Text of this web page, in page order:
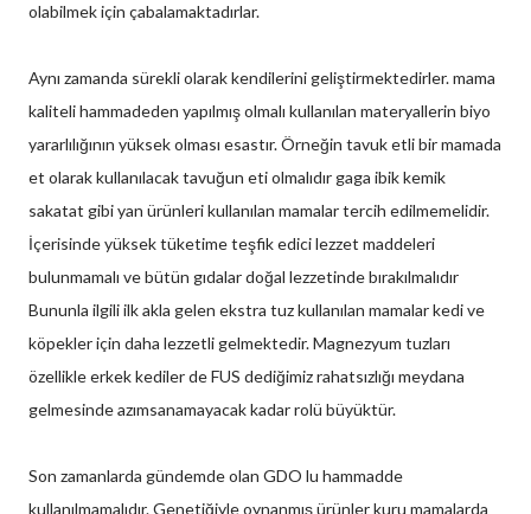
olabilmek için çabalamaktadırlar.
Aynı zamanda sürekli olarak kendilerini geliştirmektedirler. mama
kaliteli hammadeden yapılmış olmalı kullanılan materyallerin biyo
yararlılığının yüksek olması esastır. Örneğin tavuk etli bir mamada
et olarak kullanılacak tavuğun eti olmalıdır gaga ibik kemik
sakatat gibi yan ürünleri kullanılan mamalar tercih edilmemelidir.
İçerisinde yüksek tüketime teşfik edici lezzet maddeleri
bulunmamalı ve bütün gıdalar doğal lezzetinde bırakılmalıdır
Bununla ilgili ilk akla gelen ekstra tuz kullanılan mamalar kedi ve
köpekler için daha lezzetli gelmektedir. Magnezyum tuzları
özellikle erkek kediler de FUS dediğimiz rahatsızlığı meydana
gelmesinde azımsanamayacak kadar rolü büyüktür.
Son zamanlarda gündemde olan GDO lu hammadde
kullanılmamalıdır. Genetiğiyle oynanmış ürünler kuru mamalarda